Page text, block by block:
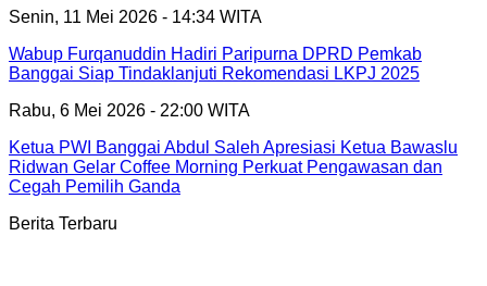
Senin, 11 Mei 2026 - 14:34 WITA
Wabup Furqanuddin Hadiri Paripurna DPRD Pemkab
Banggai Siap Tindaklanjuti Rekomendasi LKPJ 2025
Rabu, 6 Mei 2026 - 22:00 WITA
Ketua PWI Banggai Abdul Saleh Apresiasi Ketua Bawaslu
Ridwan Gelar Coffee Morning Perkuat Pengawasan dan
Cegah Pemilih Ganda
Berita Terbaru